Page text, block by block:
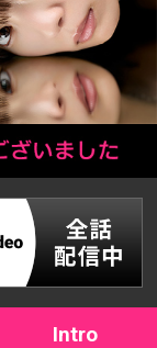
Intro